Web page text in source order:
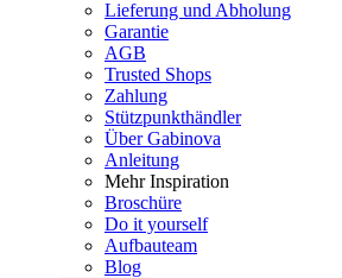
Lieferung und Abholung
Garantie
AGB
Trusted Shops
Zahlung
Stützpunkthändler
Über Gabinova
Anleitung
Mehr Inspiration
Broschüre
Do it yourself
Aufbauteam
Blog